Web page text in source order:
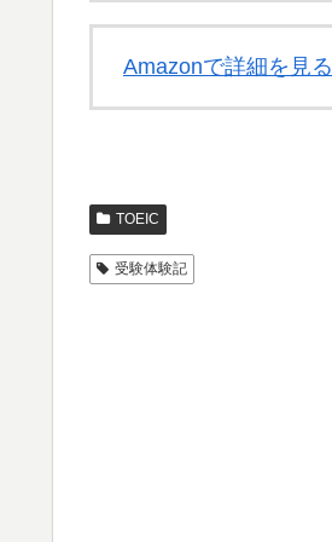
Amazonで詳細を見る
TOEIC
受験体験記